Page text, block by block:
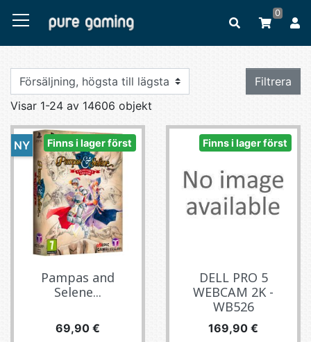
0
Filtrera
Visar 1-24 av 14606 objekt
Finns i lager först
Pampas and
Selene...
Pris
69,90 €
NY Finns i lager först
DELL PRO 5
WEBCAM 2K -
WB526
Pris
169,90 €